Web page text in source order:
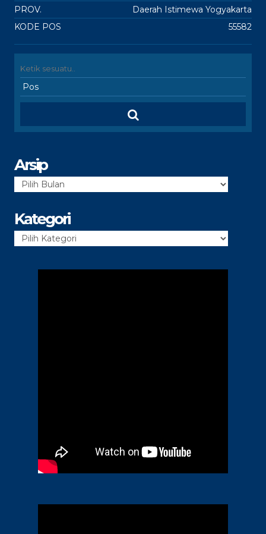
PROV.
Daerah Istimewa Yogyakarta
KODE POS
55582
Arsip
Arsip
Kategori
Kategori